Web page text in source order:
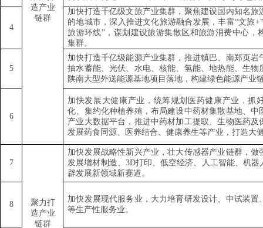
造产业
链群
4
加快打造千亿级文旅产业集群，聚焦建设国内知名旅
的地城市，深入推进文化旅游融合发展，丰富“文旅+”
旅游环线”，谋划建设旅游集散区和旅游消费中心，
集群。
5
加快打造千亿级能源产业集群，推进镇巴、南郑页岩
抽水蓄能、光伏、水电、核能、氢能、地热能、生物
陕南大型外送能源基地项目落地，构建绿色能源产业
6
加快发展大健康产业，统筹规划医药健康产业，抓
化、集约化种植养殖，布局建设中药材集散基地、中
产业大数据平台，推进中药材加工提取、生物医药及
发展药食同源、医养结合、健康养生等产业，打造大
7
聚力打
造产业
链群
加快发展战略性新兴产业，壮大传感器产业链群，做
发展增材制造、 3D打印、低空经济、人工智能、机器
辟发展新领域新赛道。
8
加快发展现代服务业，大力培育研发设计、中试装置
等生产性服务业。